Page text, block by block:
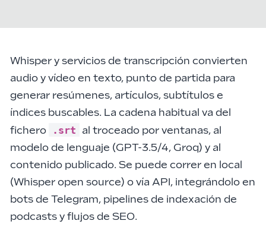
Whisper y servicios de transcripción convierten
audio y vídeo en texto, punto de partida para
generar resúmenes, artículos, subtítulos e
índices buscables. La cadena habitual va del
fichero
.srt al troceado por ventanas, al
modelo de lenguaje (GPT-3.5/4, Groq) y al
contenido publicado. Se puede correr en local
(Whisper open source) o vía API, integrándolo en
bots de Telegram, pipelines de indexación de
podcasts y flujos de SEO.